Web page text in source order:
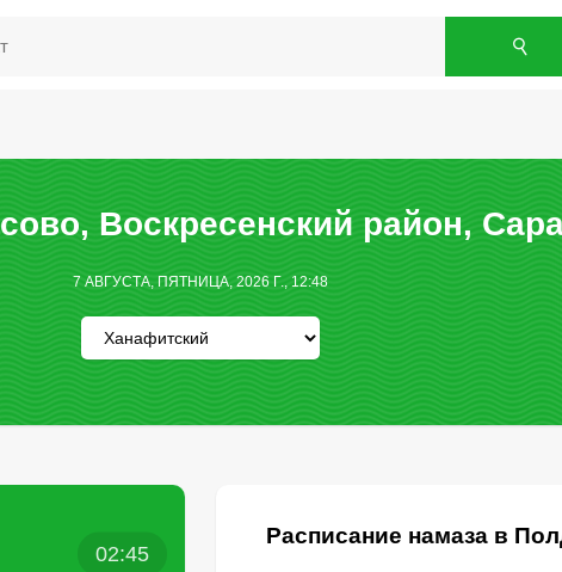
Воскресенский район,
7 АВГУСТА, ПЯТНИЦА, 2026 Г., 12:48
02:45
Расписание намаза в